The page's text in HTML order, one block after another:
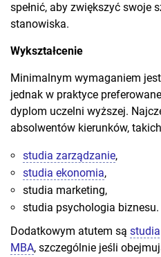
spełnić, aby zwiększyć swoje
stanowiska.
Wykształcenie
Minimalnym wymaganiem
jednak w praktyce
dyplom uczelni wyższej.
absolwentów kierunków,
studia zarządzanie,
studia ekonomia,
studia marketing,
studia psychologia biznesu.
Dodatkowym atutem są
MBA, szczególnie jeśli